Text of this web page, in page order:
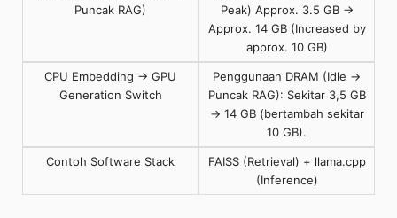
Puncak RAG)
Peak) Approx. 3.5 GB →
Approx. 14 GB (Increased by
approx. 10 GB)
CPU Embedding → GPU
Generation Switch
Penggunaan DRAM (Idle →
Puncak RAG): Sekitar 3,5 GB
→ 14 GB (bertambah sekitar
10 GB).
Contoh Software Stack
FAISS (Retrieval) + llama.cpp
(Inference)